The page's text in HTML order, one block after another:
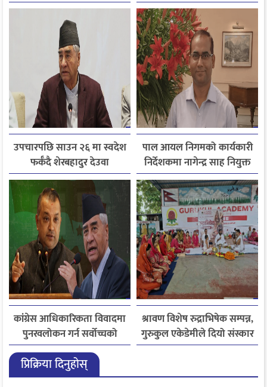
उपचारपछि साउन २६ मा स्वदेश
फर्कँदै शेरबहादुर देउवा
पाल आयल निगमको कार्यकारी
निर्देशकमा नागेन्द्र साह नियुक्त
कांग्रेस आधिकारिकता विवादमा
पुनरवलोकन गर्न सर्वोच्चको
अनुमति
श्रावण विशेष रुद्राभिषेक सम्पन्न,
गुरुकुल एकेडेमीले दियो संस्कार
र नैतिक शिक्षाको सन्देश
प्रिक्रिया दिनुहोस्